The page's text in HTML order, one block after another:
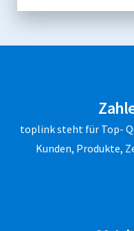
toplink steht für Top-
Kunden, Produkte,